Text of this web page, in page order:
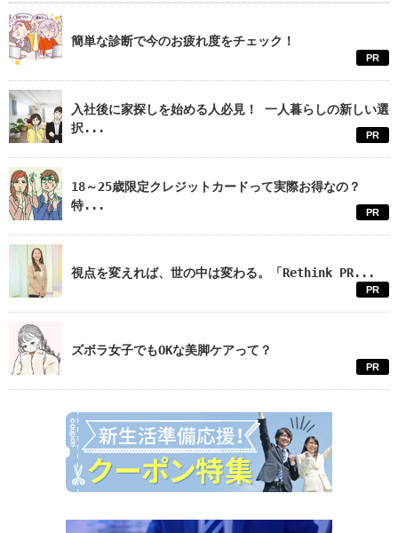
簡単な診断で今のお疲れ度をチェック！
PR
入社後に家探しを始める人必見！ 一人暮らしの新しい選
択...
PR
18～25歳限定クレジットカードって実際お得なの？
特...
PR
視点を変えれば、世の中は変わる。「Rethink PR...
PR
ズボラ女子でもOKな美脚ケアって？
PR